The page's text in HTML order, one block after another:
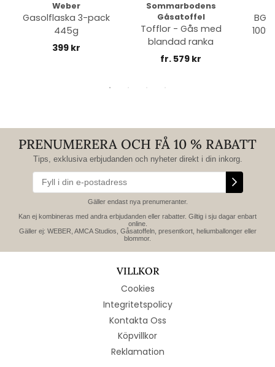
Weber
Gasolflaska 3-pack
445g
399 kr
Sommarbodens
Gåsatoffel
Tofflor - Gås med
blandad ranka
fr. 579 kr
PRENUMERERA OCH FÅ 10 % RABATT
Tips, exklusiva erbjudanden och nyheter direkt i din inkorg.
Gäller endast nya prenumeranter.
Kan ej kombineras med andra erbjudanden eller rabatter. Giltig i sju dagar enbart
online.
Gäller ej: WEBER, AMCA Studios, Gåsatoffeln, presentkort, heliumballonger eller
blommor.
VILLKOR
Cookies
Integritetspolicy
Kontakta Oss
Köpvillkor
Reklamation